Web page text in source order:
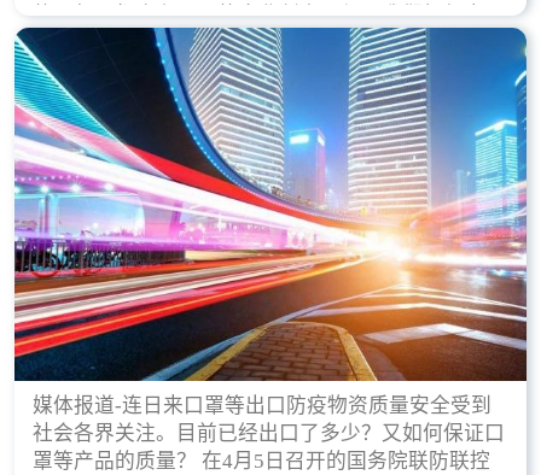
的，每天都会有不同的企业创立，但是我们如何去证
实一个企业的合法，有质量保证了？这就是ISO9001
认证体现价值的时候，那么键锋小编就来细说下企业
做ISO9001认证的根本原因。
媒体报道-连日来口罩等出口防疫物资质量安全受到
社会各界关注。目前已经出口了多少？又如何保证口
罩等产品的质量？ 在4月5日召开的国务院联防联控